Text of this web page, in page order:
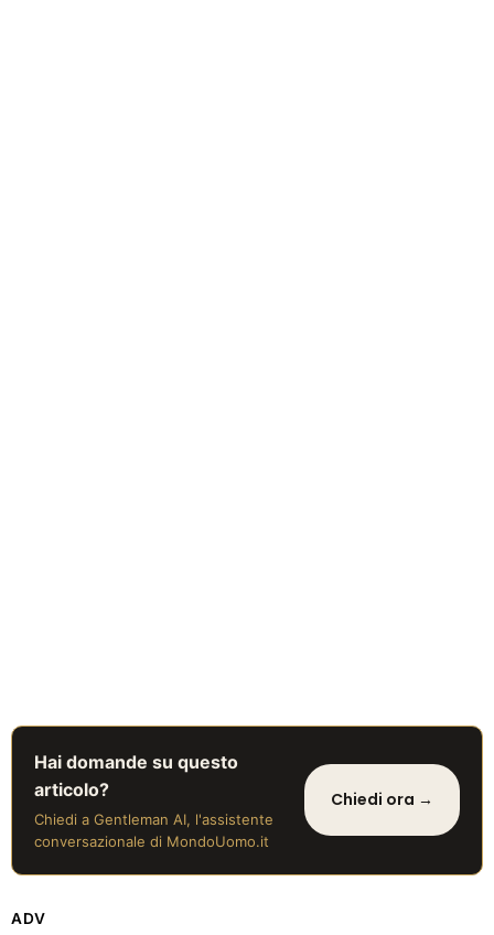
Hai domande su questo
articolo?
Chiedi a Gentleman AI, l'assistente
conversazionale di MondoUomo.it
Chiedi ora →
ADV